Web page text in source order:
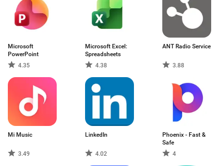
Microsoft
PowerPoint
4.35
Microsoft Excel:
Spreadsheets
4.38
ANT Radio Service
3.88
Mi Music
3.49
LinkedIn
4.02
Phoenix - Fast &
Safe
4